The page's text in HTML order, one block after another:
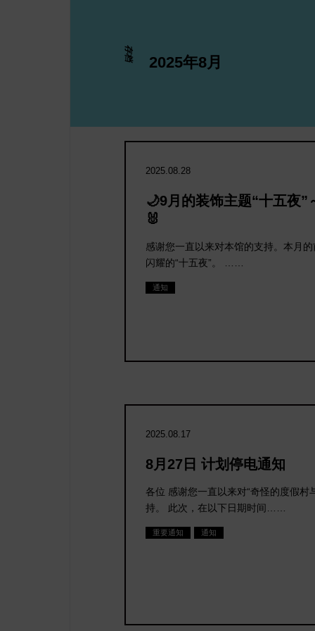
存档 2025年8月
2025.08.28
🌙9月的装饰主题“十五夜”
🐰
感谢您一直以来对本馆的支持。本月
闪耀的“十五夜”。 ……
通知
2025.08.17
8月27日 计划停电通知
各位 感谢您一直以来对“奇怪的度假村
持。 此次，在以下日期时间……
重要通知 通知